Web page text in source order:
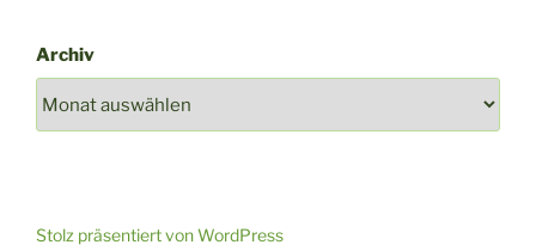
Archiv
Stolz präsentiert von WordPress